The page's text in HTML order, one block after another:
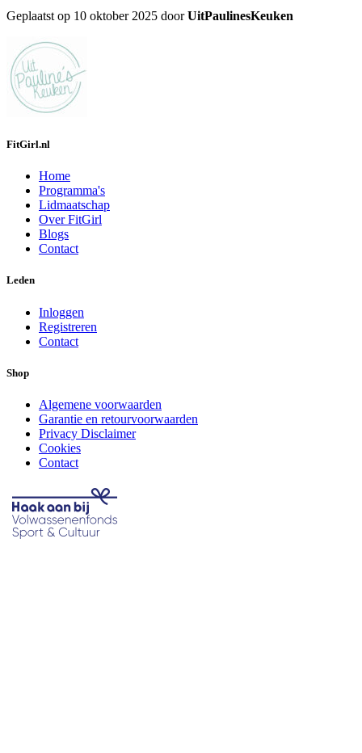
Geplaatst op 10 oktober 2025 doorUitPaulinesKeuken
FitGirl.nl
Home
Programma's
Lidmaatschap
Over FitGirl
Blogs
Contact
Leden
Inloggen
Registreren
Contact
Shop
Algemene voorwaarden
Garantie en retourvoorwaarden
Privacy Disclaimer
Cookies
Contact